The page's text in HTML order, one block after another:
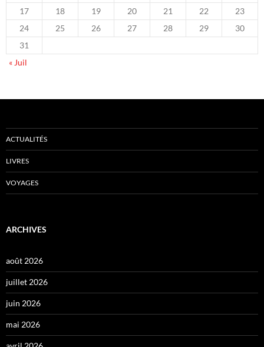
17
18 19 20 21 22
23
24
25 26 27 28 29
30
31
« Juil
ACTUALITÉS
LIVRES
VOYAGES
ARCHIVES
août 2026
juillet 2026
juin 2026
mai 2026